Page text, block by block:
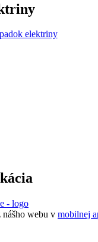
nášho webu v mobilnej